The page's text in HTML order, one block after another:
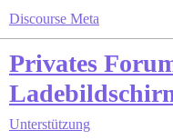
Discourse Meta
Privates
Unterstützung